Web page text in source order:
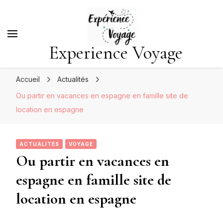
Experience Voyage
Accueil
Actualités
Ou partir en vacances en espagne en famille site de
location en espagne
ACTUALITÉS VOYAGE
Ou partir en vacances en
espagne en famille site de
location en espagne